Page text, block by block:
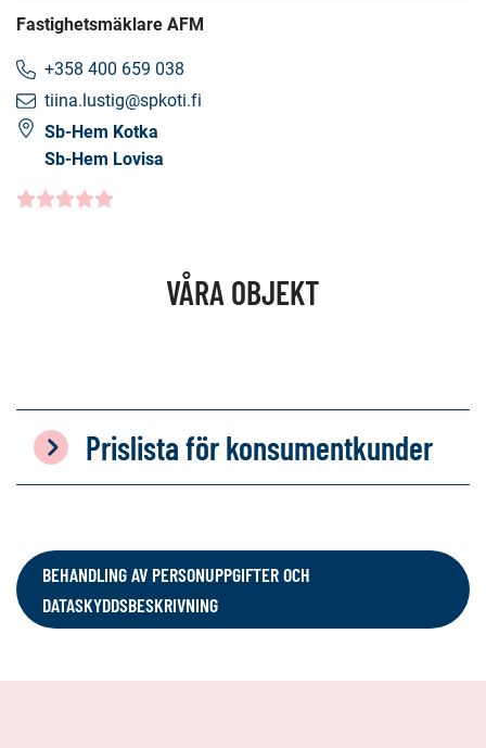
Fastighetsmäklare AFM
+358 400 659 038
tiina.lustig@spkoti.fi
Sb-Hem Kotka
Sb-Hem Lovisa
Kundbetyg
VÅRA OBJEKT
Prislista för konsumentkunder
BEHANDLING AV PERSONUPPGIFTER OCH
DATASKYDDSBESKRIVNING